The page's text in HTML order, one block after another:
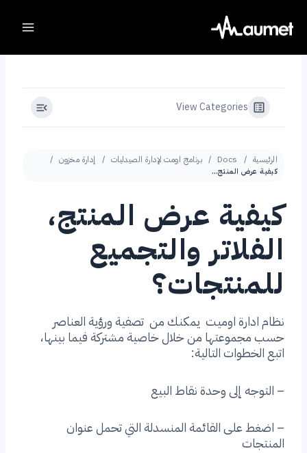
content
View Categories
الرئيسية Docs برنامج اومت لإدارة الصيدليات إدارة مخزون
كيفية عرض المنتج، الفلاتر والتجميع للمنتجات؟
كيفية عرض المنتج،
الفلاتر والتجميع
للمنتجات؟
نظام ادارة اوميت يمكنك من تصفية ورؤية العناصر
حسب مجموعتها من خلال خاصية مشتركة فيما بينها،
اتبع الخطوات التالية:
– التوجه إلى وحدة نقاط البيع
– اضغط على القائمة المنسدلة التي تحمل عنوان
المنتجات